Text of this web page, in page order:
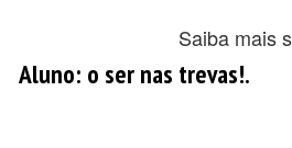
Saiba mais
Aluno: o ser nas trevas!.